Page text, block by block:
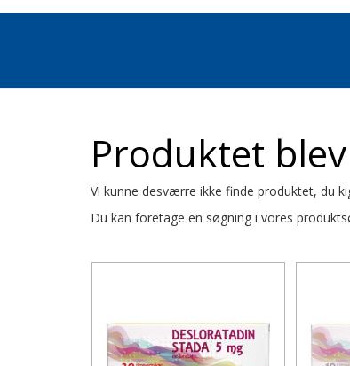
Produktet
Vi kunne desværre ikke finde produktet, du
Du kan foretage en søgning i vores